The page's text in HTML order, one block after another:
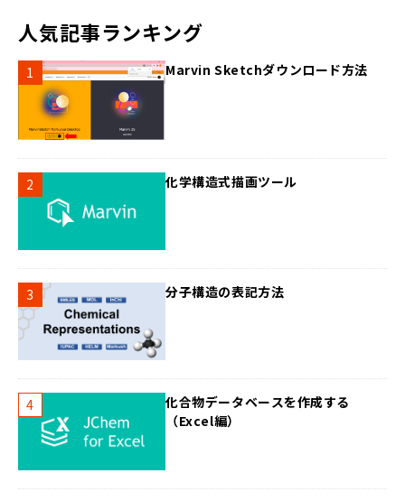
人気記事ランキング
Marvin Sketchダウンロード方法
化学構造式描画ツール
分子構造の表記方法
化合物データベースを作成する
（Excel編）